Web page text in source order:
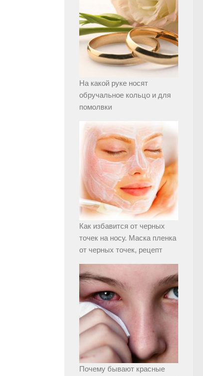
На какой руке носят
обручальное кольцо и для
помолвки
Как избавится от черных
точек на носу. Маска пленка
от черных точек, рецепт
Почему бывают красные